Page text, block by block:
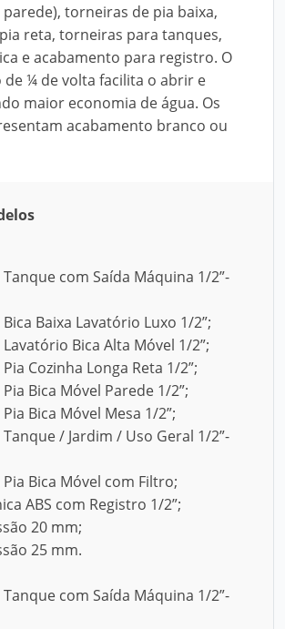
torneiras de pia baixa,
reta, torneiras para tanques,
e acabamento para registro. O
¼ de volta facilita o abrir e
maior economia de água. Os
acabamento branco ou
com Saída Máquina 1/2”-
Baixa Lavatório Luxo 1/2”;
Bica Alta Móvel 1/2”;
Cozinha Longa Reta 1/2”;
Bica Móvel Parede 1/2”;
Bica Móvel Mesa 1/2”;
/ Jardim / Uso Geral 1/2”-
Bica Móvel com Filtro;
ABS com Registro 1/2”;
20 mm;
25 mm.
com Saída Máquina 1/2”-